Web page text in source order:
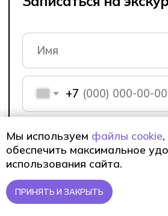
Мы используем файлы cookie
обеспечить максимальное
использования сайта.
ПРИНЯТЬ И ЗАКРЫТЬ